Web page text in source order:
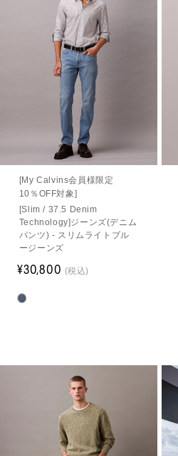
[My Calvins会員様限定
10％OFF対象]
[Slim / 37.5 Denim
Technology]ジーンズ(デニム
パンツ) - スリムライトブル
ージーンズ
¥30,800 (税込)